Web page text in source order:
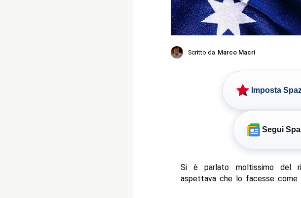
Scritto da Marco Macrì
Imposta
Segui
Si è parlato moltissimo del
aspettava che lo facesse come